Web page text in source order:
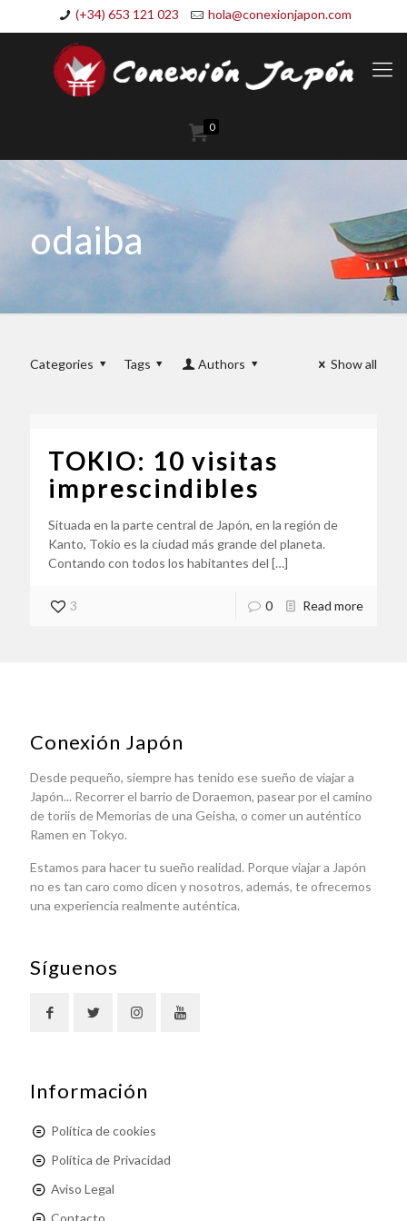
(+34) 653 121 023 hola@conexionjapon.com
0
odaiba
Categories Tags Authors Show all
TOKIO: 10 visitas
imprescindibles
Situada en la parte central de Japón, en la región de
Kanto, Tokio es la ciudad más grande del planeta.
Contando con todos los habitantes del […]
3 0 Read more
Conexión Japón
Desde pequeño, siempre has tenido ese sueño de viajar a
Japón... Recorrer el barrio de Doraemon, pasear por el camino
de toriis de Memorias de una Geisha, o comer un auténtico
Ramen en Tokyo.
Estamos para hacer tu sueño realidad. Porque viajar a Japón
no es tan caro como dicen y nosotros, además, te ofrecemos
una experiencia realmente auténtica.
Síguenos
Información
Política de cookies
Política de Privacidad
Aviso Legal